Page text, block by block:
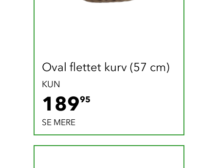
Oval flettet kurv (57 cm)
KUN
18995
SE MERE